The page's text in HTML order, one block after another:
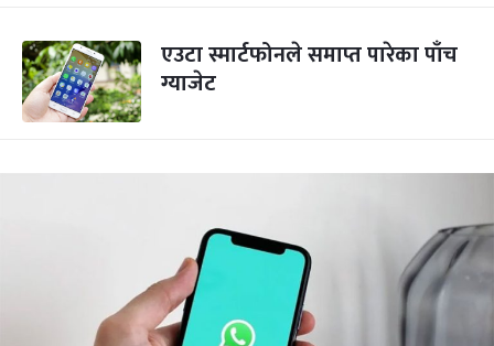
एउटा स्मार्टफोनले समाप्त पारेका पाँच
ग्याजेट